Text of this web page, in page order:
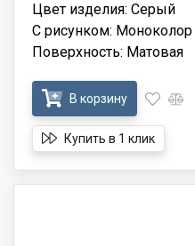
Цвет изделия: Серый
С рисунком: Моноколор
Поверхность: Матовая
В корзину
Купить в 1 клик